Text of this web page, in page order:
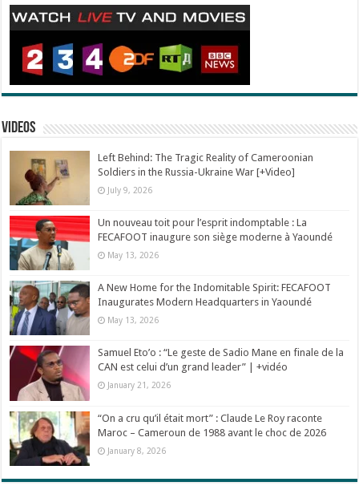
Videos
Left Behind: The Tragic Reality of Cameroonian
Soldiers in the Russia-Ukraine War [+Video]
July 9, 2026
Un nouveau toit pour l’esprit indomptable : La
FECAFOOT inaugure son siège moderne à Yaoundé
May 13, 2026
A New Home for the Indomitable Spirit: FECAFOOT
Inaugurates Modern Headquarters in Yaoundé
May 13, 2026
Samuel Eto’o : “Le geste de Sadio Mane en finale de la
CAN est celui d’un grand leader” | +vidéo
January 21, 2026
“On a cru qu’il était mort” : Claude Le Roy raconte
Maroc – Cameroun de 1988 avant le choc de 2026
January 8, 2026